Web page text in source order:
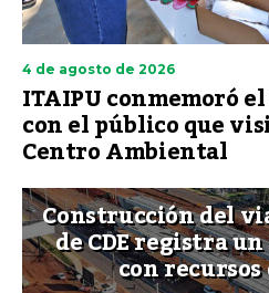
4 de agosto de 2026
ITAIPU conmemoró
con el público que
Centro Ambiental
Construcción del
de CDE registra
con recursos